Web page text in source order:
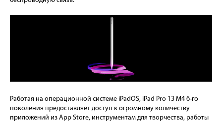
Работая на операционной системе iPadOS, iPad Pro 13 M4 6-го
поколения предоставляет доступ к огромному количеству
приложений из App Store, инструментам для творчества, работы